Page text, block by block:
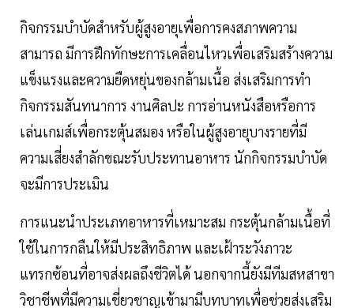
กิจกรรมบำบัดสำหรับผู้สูงอายุเพื่อการคงสภาพความ
สามารถ มีการฝึกทักษะการเคลื่อนไหวเพื่อเสริมสร้างความ
แข็งแรงและความยืดหยุ่นของกล้ามเนื้อ ส่งเสริมการทำ
กิจกรรมสันทนาการ งานศิลปะ การอ่านหนังสือหรือการ
เล่นเกมส์เพื่อกระตุ้นสมอง หรือในผู้สูงอายุบางรายที่มี
ความเสี่ยงสำลักขณะรับประทานอาหาร นักกิจกรรมบำบัด
จะมีการประเมิน
การแนะนำประเภทอาหารที่เหมาะสม กระตุ้นกล้ามเนื้อที่
ใช้ในการกลืนให้มีประสิทธิภาพ และเฝ้าระวังภาวะ
แทรกซ้อนที่อาจส่งผลถึงชีวิตได้ นอกจากนี้ยังมีทีมสหสาขา
วิชาชีพที่มีความเชี่ยวชาญเข้ามามีบทบาทเพื่อช่วยส่งเสริม